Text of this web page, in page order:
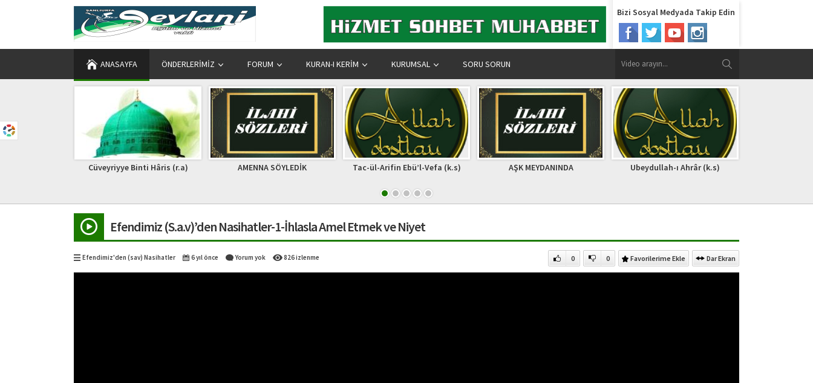
Bizi Sosyal Medyada Takip Edin
ANASAYFA ÖNDERLERIMIZ FORUM KURAN-I KERIM KURUMSAL SORU SORUN
AMENNA SÖYLEDİK Tac-ül-Arifin Ebü’l-Vefa (k.s) AŞK MEYDANINDA Ubeydullah-ı Ahrâr (k.s)
Şeyhini Kendine Peygamber
Efendimiz (S.a.v)’den Nasihatler-1-İhlasla Amel Etmek ve Niyet
Efendimiz'den (sav) Nasihatler 6 yıl önce Yorum yok 826 izlenme 0 0 Favorilerime Ekle Dar Ekran